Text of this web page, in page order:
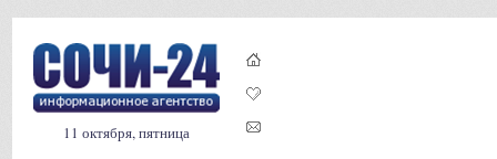
11 октября, пятница